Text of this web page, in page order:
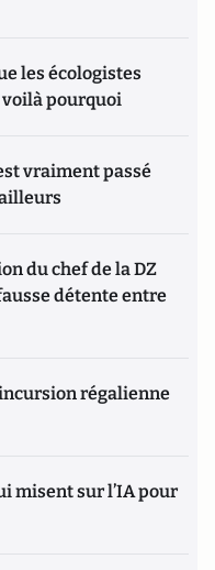
les écologistes
voilà pourquoi
vraiment passé
du chef de la DZ
détente entre
régalienne
misent sur l’IA pour